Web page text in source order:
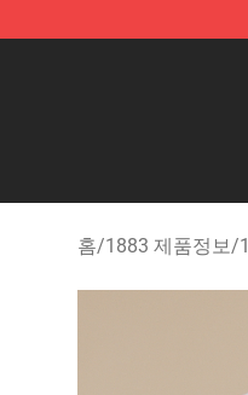
홈/1883 제품정보/